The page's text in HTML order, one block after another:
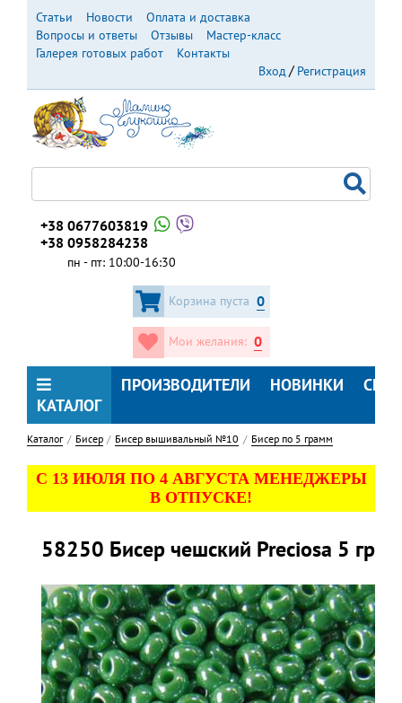
Перейти
основному
содержанию
Статьи Новости
Оплата и доставка
Вопросы и ответы
Отзывы
Мастер-класс
Галерея готовых работ
Контакты
Вход
Регистрация
+38 0677603819
+38 0958284238
пн - пт: 10:00-16:30
Корзина пуста 0
Мои желания: 0
КАТАЛОГ
ПРОИЗВОДИТЕЛИ НОВИНКИ
Каталог Бисер Бисер вышивальный №10 Бисер по 5 грамм
С 13 ИЮЛЯ ПО 4 АВГУСТА МЕНЕДЖЕРЫ
В ОТПУСКЕ!
58250 Бисер чешский Preciosa 5 гр